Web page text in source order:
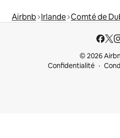
Airbnb Irlande Comté de
© 2026
Confidentialité